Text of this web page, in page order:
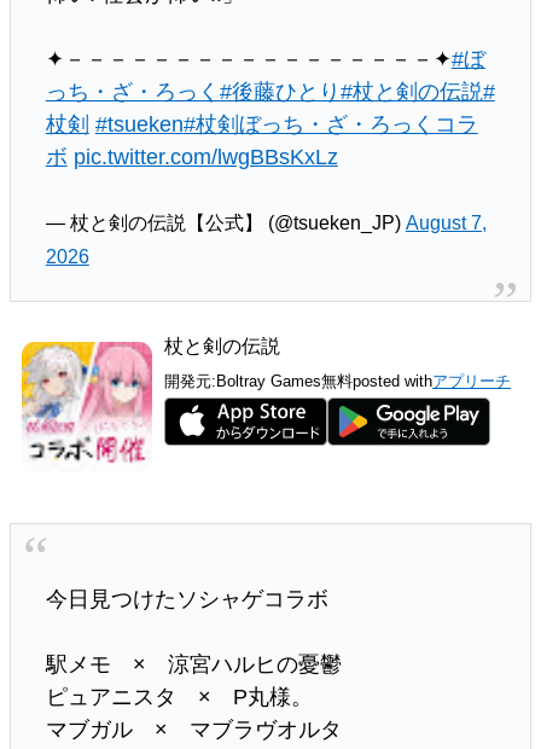
✦－－－－－－－－－－－－－－－－－✦#ぼ
っち・ざ・ろっく #後藤ひとり #杖と剣の伝説#
杖剣 #tsueken#杖剣ぼっち・ざ・ろっくコラ
ボ pic.twitter.com/lwgBBsKxLz
— 杖と剣の伝説【公式】 (@tsueken_JP) August 7,
2026
杖と剣の伝説
開発元:Boltray Games無料posted withアプリーチ
今日見つけたソシャゲコラボ
駅メモ × 涼宮ハルヒの憂鬱
ピュアニスタ × P丸様。
マブガル × マブラヴオルタ